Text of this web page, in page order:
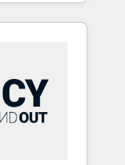
and
and